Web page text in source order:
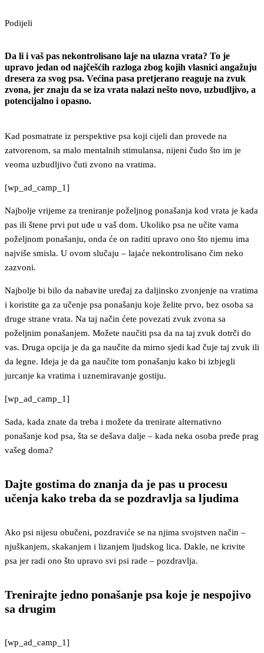
Podijeli
Da li i vaš pas nekontrolisano laje na ulazna vrata? To je
upravo jedan od najčešćih razloga zbog kojih vlasnici angažuju
dresera za svog psa. Većina pasa pretjerano reaguje na zvuk
zvona, jer znaju da se iza vrata nalazi nešto novo, uzbudljivo, a
potencijalno i opasno.
Kad posmatrate iz perspektive psa koji cijeli dan provede na
zatvorenom, sa malo mentalnih stimulansa, nijeni čudo što im je
veoma uzbudljivo čuti zvono na vratima.
[wp_ad_camp_1]
Najbolje vrijeme za treniranje poželjnog ponašanja kod vrata je kada
pas ili štene prvi put uđe u vaš dom. Ukoliko psa ne učite vama
poželjnom ponašanju, onda će on raditi upravo ono što njemu ima
najviše smisla. U ovom slučaju – lajaće nekontrolisano čim neko
zazvoni.
Najbolje bi bilo da nabavite uređaj za daljinsko zvonjenje na vratima
i koristite ga za učenje psa ponašanju koje želite prvo, bez osoba sa
druge strane vrata. Na taj način ćete povezati zvuk zvona sa
poželjnim ponašanjem. Možete naučiti psa da na taj zvuk dotrči do
vas. Druga opcija je da ga naučite da mirno sjedi kad čuje taj zvuk ili
da legne. Ideja je da ga naučite tom ponašanju kako bi izbjegli
jurcanje ka vratima i uznemiravanje gostiju.
[wp_ad_camp_1]
Sada, kada znate da treba i možete da trenirate alternativno
ponašanje kod psa, šta se dešava dalje – kada neka osoba pređe prag
vašeg doma?
Dajte gostima do znanja da je pas u procesu
učenja kako treba da se pozdravlja sa ljudima
Ako psi nijesu obučeni, pozdraviće se na njima svojstven način –
njuškanjem, skakanjem i lizanjem ljudskog lica. Dakle, ne krivite
psa jer radi ono što upravo svi psi rade – pozdravlja.
Trenirajte jedno ponašanje psa koje je nespojivo
sa drugim
[wp_ad_camp_1]